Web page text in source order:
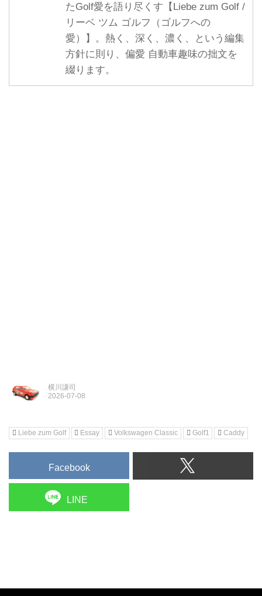
たGolf愛を語り尽くす【Liebe zum Golf /
リーベ ツム ゴルフ（ゴルフへの
愛）】。熱く、深く、濃く、という編集
方針に則り、偏愛 自動車趣味の拙文を
綴ります。
横川謙司
Liebe zum Golf Essay Volkswagen Classic Golf1 Caddy
Facebook
LINE